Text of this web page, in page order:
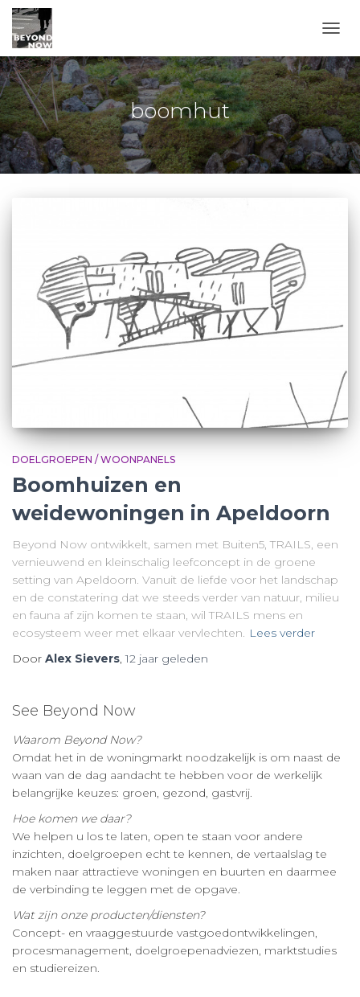
boomhut
DOELGROEPEN / WOONPANELS
Boomhuizen en
weidewoningen in Apeldoorn
Beyond Now ontwikkelt, samen met Buiten5, TRAILS, een
vernieuwend en kleinschalig leefconcept in de groene
setting van Apeldoorn. Vanuit de liefde voor het landschap
en de constatering dat we steeds verder van natuur, milieu
en fauna af zijn komen te staan, wil TRAILS mens en
ecosysteem weer met elkaar vervlechten. Lees verder
Door Alex Sievers,12 jaar geleden
See Beyond Now
Waarom Beyond Now?
Omdat het in de woningmarkt noodzakelijk is om naast de
waan van de dag aandacht te hebben voor de werkelijk
belangrijke keuzes: groen, gezond, gastvrij.
Hoe komen we daar?
We helpen u los te laten, open te staan voor andere
inzichten, doelgroepen echt te kennen, de vertaalslag te
maken naar attractieve woningen en buurten en daarmee
de verbinding te leggen met de opgave.
Wat zijn onze producten/diensten?
Concept- en vraaggestuurde vastgoedontwikkelingen,
procesmanagement, doelgroepenadviezen, marktstudies
en studiereizen.